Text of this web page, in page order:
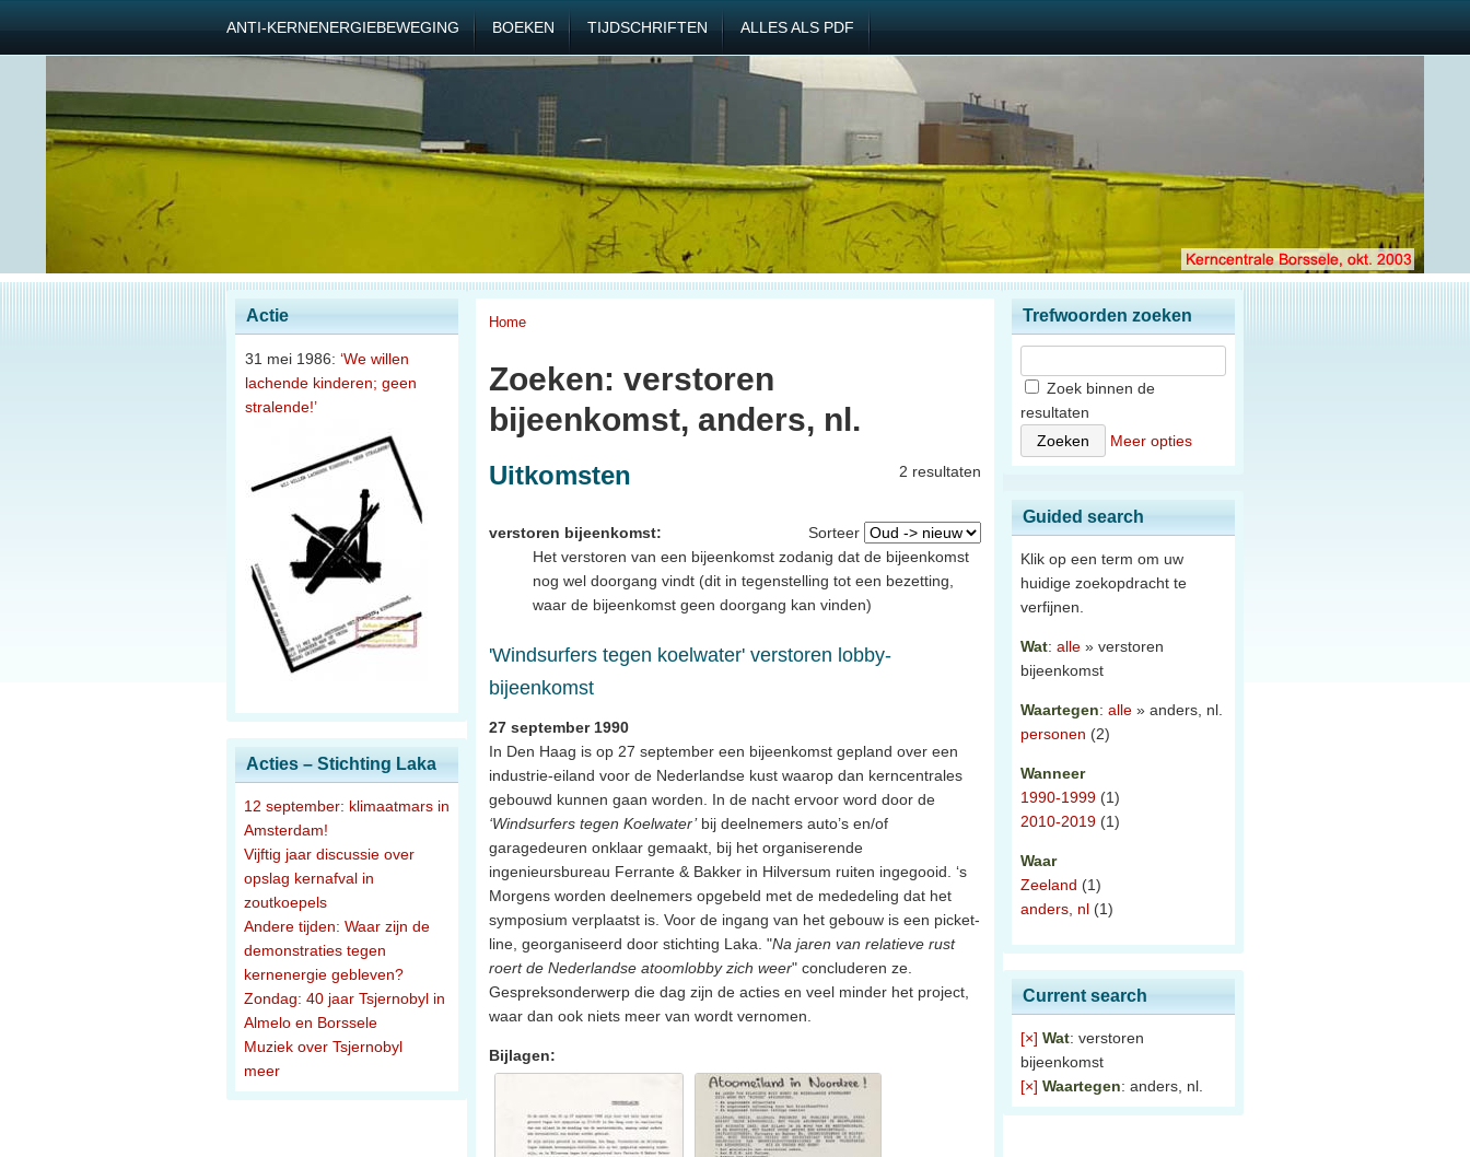
ANTI-KERNENERGIEBEWEGING BOEKEN TIJDSCHRIFTEN ALLES ALS PDF
Actie
31 mei 1986: ‘We willen
lachende kinderen; geen
stralende!’
Acties – Stichting Laka
12 september: klimaatmars in
Amsterdam!
Vijftig jaar discussie over
opslag kernafval in
zoutkoepels
Andere tijden: Waar zijn de
demonstraties tegen
kernenergie gebleven?
Zondag: 40 jaar Tsjernobyl in
Almelo en Borssele
Muziek over Tsjernobyl
meer
Home
Zoeken: verstoren
bijeenkomst, anders, nl.
2 resultaten
Uitkomsten
Sorteer
verstoren bijeenkomst:
Het verstoren van een bijeenkomst zodanig dat de bijeenkomst
nog wel doorgang vindt (dit in tegenstelling tot een bezetting,
waar de bijeenkomst geen doorgang kan vinden)
'Windsurfers tegen koelwater' verstoren lobby-
bijeenkomst
27 september 1990
In Den Haag is op 27 september een bijeenkomst gepland over een
industrie-eiland voor de Nederlandse kust waarop dan kerncentrales
gebouwd kunnen gaan worden. In de nacht ervoor word door de
‘Windsurfers tegen Koelwater’bij deelnemers auto’s en/of
garagedeuren onklaar gemaakt, bij het organiserende
ingenieursbureau Ferrante & Bakker in Hilversum ruiten ingegooid. ‘s
Morgens worden deelnemers opgebeld met de mededeling dat het
symposium verplaatst is. Voor de ingang van het gebouw is een picket-
line, georganiseerd door stichting Laka. "Na jaren van relatieve rust
roert de Nederlandse atoomlobby zich weer" concluderen ze.
Gespreksonderwerp die dag zijn de acties en veel minder het project,
waar dan ook niets meer van wordt vernomen.
Bijlagen:
Trefwoorden zoeken
Zoek binnen de
resultaten
Meer opties
Guided search
Klik op een term om uw
huidige zoekopdracht te
verfijnen.
Wat: alle » verstoren
bijeenkomst
Waartegen: alle » anders, nl.
personen (2)
Wanneer
1990-1999 (1)
2010-2019 (1)
Waar
Zeeland (1)
anders, nl (1)
Current search
[×] Wat: verstoren
bijeenkomst
[×] Waartegen: anders, nl.